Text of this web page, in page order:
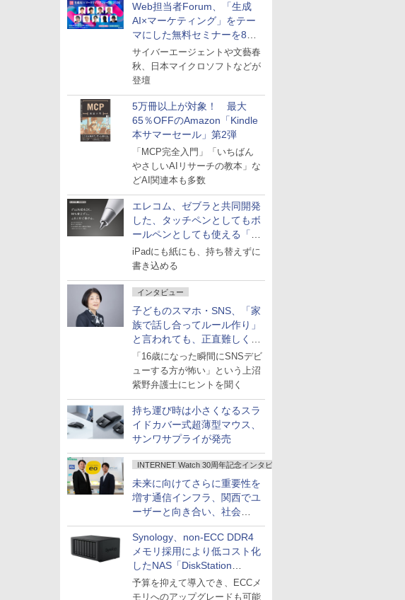
Web担当者Forum、「生成
AI×マーケティング」をテー
マにした無料セミナーを8月
27日にオンライン開催
サイバーエージェントや文藝春
秋、日本マイクロソフトなどが
登壇
5万冊以上が対象！ 最大
65％OFFのAmazon「Kindle
本サマーセール」第2弾
「MCP完全入門」「いちばん
やさしいAIリサーチの教本」な
どAI関連本も多数
エレコム、ゼブラと共同開発
した、タッチペンとしてもボ
ールペンとしても使える「ス
タイラスツーウェイ」発売
iPadにも紙にも、持ち替えずに
書き込める
インタビュー
子どものスマホ・SNS、「家
族で話し合ってルール作り」
と言われても、正直難しくな
いですか？
「16歳になった瞬間にSNSデビ
ューする方が怖い」という上沼
紫野弁護士にヒントを聞く
持ち運び時は小さくなるスラ
イドカバー式超薄型マウス、
サンワサプライが発売
INTERNET Watch 30周年記念インタビュー
未来に向けてさらに重要性を
増す通信インフラ、関西でユ
ーザーと向き合い、社会
の“あたらしい”を起動し続け
る～オプテージ
Synology、non-ECC DDR4
メモリ採用により低コスト化
したNAS「DiskStation
neo+」シリーズ
予算を抑えて導入でき、ECCメ
モリへのアップグレードも可能